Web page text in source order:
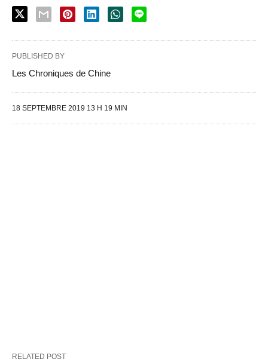
PUBLISHED BY
Les Chroniques de Chine
18 SEPTEMBRE 2019 13 H 19 MIN
RELATED POST